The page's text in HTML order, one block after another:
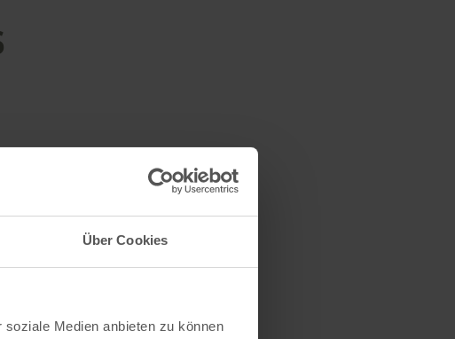
Über Cookies
Medien anbieten zu können